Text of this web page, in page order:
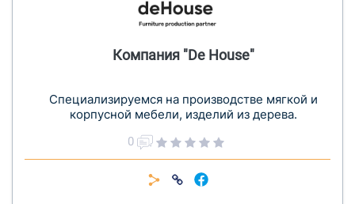
Компания "De House"
Специализируемся на производстве мягкой и
корпусной мебели, изделий из дерева.
0